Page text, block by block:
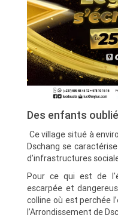
Des enfants
Ce village situé à
Dschang se
d’infrastructures
Pour ce qui est de
escarpée et
colline où est perchée
l’Arrondissement de